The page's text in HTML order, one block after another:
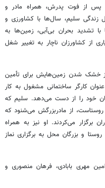
پس از فوت پدرش، همراه مادر و
زندگی سلیم، سال‌ها با کشاورزی و
تشدید بحران بی‌آبی، زمین‌ها به
از کشاورزان ناچار به تغییر شغل
خشک شدن زمین‌هایش برای تأمین
کارگر ساختمانی مشغول به کار
خود را از دست می‌دهد. سلیم که
از مادربزرگش می‌شنود که
برگزار می‌کردند. او نیز به همراه
و بزرگان محل به برگزاری نماز
مهری بابادی، فرهان منصوری و